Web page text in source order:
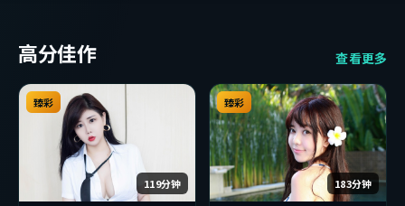
高分佳作 查看更多
119分钟
臻彩
183分钟
臻彩